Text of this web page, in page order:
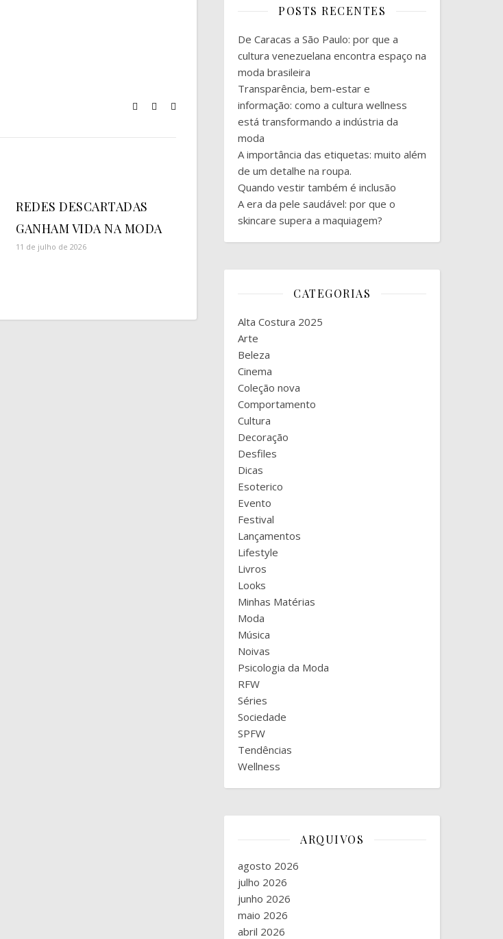
REDES DESCARTADAS
GANHAM VIDA NA MODA
11 de julho de 2026
POSTS RECENTES
De Caracas a São Paulo: por que a
cultura venezuelana encontra espaço na
moda brasileira
Transparência, bem-estar e
informação: como a cultura wellness
está transformando a indústria da
moda
A importância das etiquetas: muito além
de um detalhe na roupa.
Quando vestir também é inclusão
A era da pele saudável: por que o
skincare supera a maquiagem?
CATEGORIAS
Alta Costura 2025
Arte
Beleza
Cinema
Coleção nova
Comportamento
Cultura
Decoração
Desfiles
Dicas
Esoterico
Evento
Festival
Lançamentos
Lifestyle
Livros
Looks
Minhas Matérias
Moda
Música
Noivas
Psicologia da Moda
RFW
Séries
Sociedade
SPFW
Tendências
Wellness
ARQUIVOS
agosto 2026
julho 2026
junho 2026
maio 2026
abril 2026